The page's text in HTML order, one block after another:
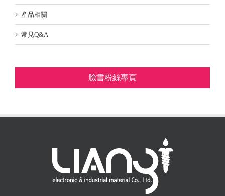
產品相關
常見Q&A
臉書粉絲專頁